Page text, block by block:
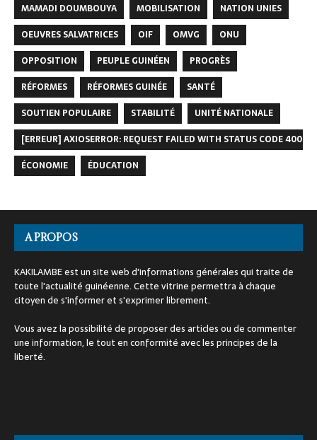
MAMADI DOUMBOUYA
MOBILISATION
NATION UNIES
OEUVRES SALVATRICES
OIF OMVG
ONU
OPPOSITION
PEUPLE GUINÉEN
PROGRÈS
RÉFORMES
RÉFORMES GUINÉE
SANTÉ
SOUTIEN POPULAIRE
STABILITÉ
UNITÉ NATIONALE
[ERREUR] AXIOSERROR: REQUEST FAILED WITH STATUS CODE 400
ÉCONOMIE
ÉDUCATION
A PROPOS
KAKILAMBE est un site web d'informations générales qui traite de
toute l'actualité guinéenne. Cette vitrine permettra à chaque
citoyen de s'informer et s'exprimer librement.
Vous avez la possibilité de proposer des articles ou de commenter
une information, le tout en conformité avec les principes de la
liberté.